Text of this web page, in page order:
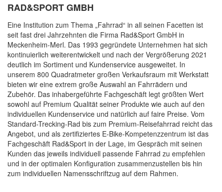
RAD&SPORT GMBH
Eine Institution zum Thema „Fahrrad“ in all seinen Facetten ist
seit fast drei Jahrzehnten die Firma Rad&Sport GmbH in
Meckenheim-Merl. Das 1993 gegründete Unternehmen hat sich
kontinuierlich weiterentwickelt und nach der Vergrößerung 2021
deutlich im Sortiment und Kundenservice ausgeweitet. In
unserem 800 Quadratmeter großen Verkaufsraum mit Werkstatt
bieten wir eine extrem große Auswahl an Fahrrädern und
Zubehör. Das inhabergeführte Fachgeschäft legt größten Wert
sowohl auf Premium Qualität seiner Produkte wie auch auf den
individuellen Kundenservice und natürlich auf faire Preise. Vom
Standard-Trecking-Rad bis zum Premium-Reisefahrrad reicht das
Angebot, und als zertifiziertes E-Bike-Kompetenzzentrum ist das
Fachgeschäft Rad&Sport in der Lage, im Gespräch mit seinen
Kunden das jeweils individuell passende Fahrrad zu empfehlen
und in der optimalen Konfiguration zusammenzustellen bis hin
zum individuellen Namensschriftzug auf dem Rahmen.